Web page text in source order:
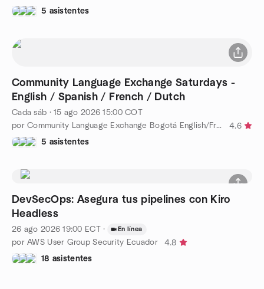
5 asistentes
Community Language Exchange Saturdays -
English / Spanish / French / Dutch
Cada sáb ·15 ago 2026 15:00 COT
por Community Language Exchange Bogotá English/French/SP/DE/NL
4.6
5 asistentes
DevSecOps: Asegura tus pipelines con Kiro
Headless
26 ago 2026 19:00 ECT · En línea
por AWS User Group Security Ecuador
4.8
18 asistentes